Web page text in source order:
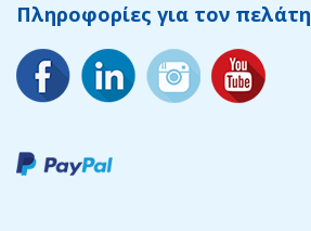
Πληροφορίες για τον πελάτη